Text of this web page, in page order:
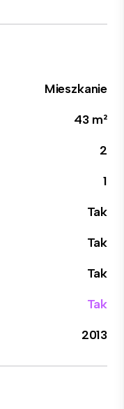
Mieszkanie
43 m²
2
1
Tak
Tak
Tak
Tak
2013